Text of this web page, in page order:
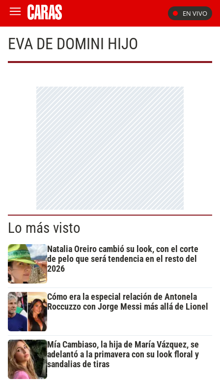
EN VIVO
EVA DE DOMINI HIJO
Lo más visto
Natalia Oreiro cambió su look, con el corte
de pelo que será tendencia en el resto del
2026
Cómo era la especial relación de Antonela
Roccuzzo con Jorge Messi más allá de Lionel
Mía Cambiaso, la hija de María Vázquez, se
adelantó a la primavera con su look floral y
sandalias de tiras